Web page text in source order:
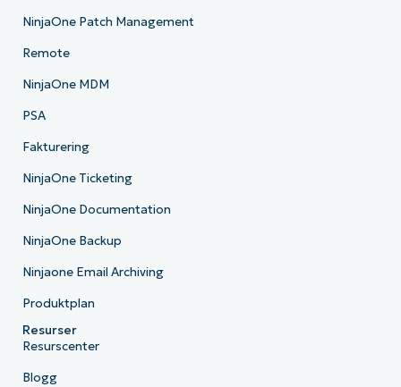
NinjaOne Patch Management
Remote
NinjaOne MDM
PSA
Fakturering
NinjaOne Ticketing
NinjaOne Documentation
NinjaOne Backup
Ninjaone Email Archiving
Produktplan
Resurser
Resurscenter
Blogg